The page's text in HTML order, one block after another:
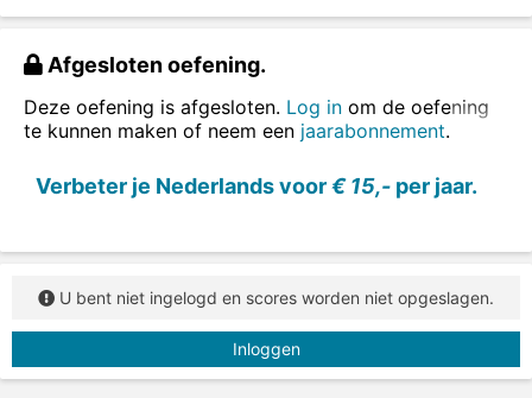
Afgesloten oefening.
Deze oefening is afgesloten. Log in om de oefening
te kunnen maken of neem een jaarabonnement.
Verbeter je Nederlands voor€ 15,- per jaar.
U bent niet ingelogd en scores worden niet opgeslagen.
Inloggen